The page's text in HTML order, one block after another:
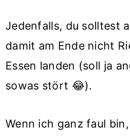
Jedenfalls, du solltest
damit am Ende nicht
Essen landen (soll ja
sowas stört 😂).
Wenn ich ganz faul